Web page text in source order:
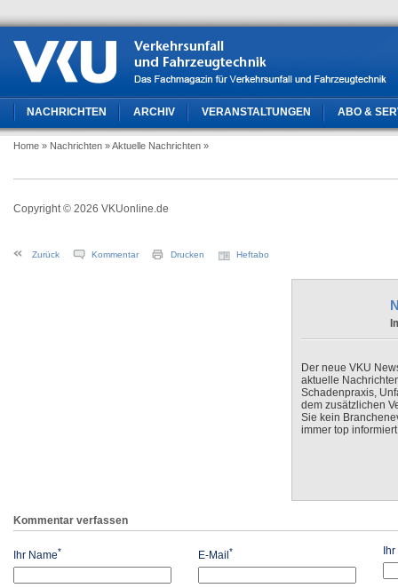
NACHRICHTEN ARCHIV VERANSTALTUNGEN ABO &
Home » Nachrichten » Aktuelle Nachrichten »
Copyright © 2026 VKUonline.de
Zurück Kommentar Drucken Heftabo
Der neue VKU
aktuelle
Schadenpraxis,
dem zusätzlichen
Sie kein
immer top
Kommentar verfassen
Ihr Name* E-Mail *